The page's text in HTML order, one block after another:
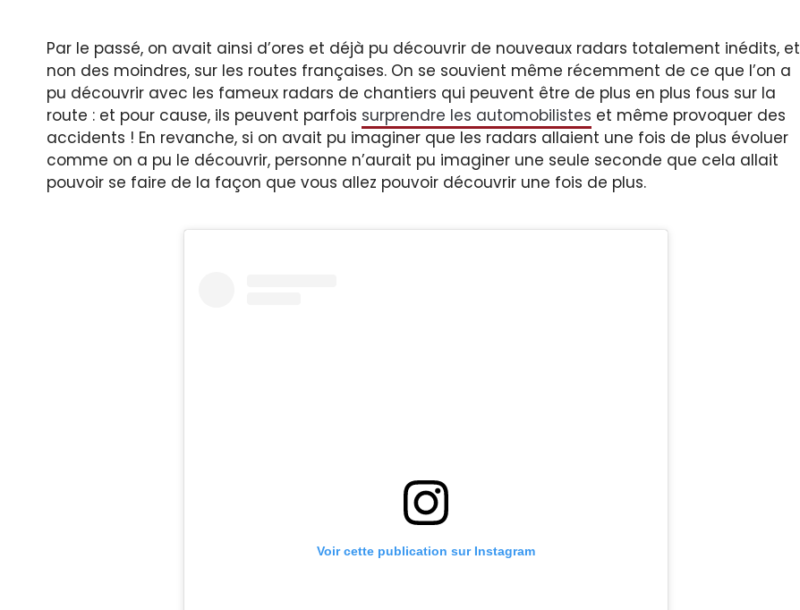
Par le passé, on avait ainsi d’ores et déjà pu découvrir de nouveaux radars totalement inédits, et
non des moindres, sur les routes françaises. On se souvient même récemment de ce que l’on a
pu découvrir avec les fameux radars de chantiers qui peuvent être de plus en plus fous sur la
route : et pour cause, ils peuvent parfois surprendre les automobilistes et même provoquer des
accidents ! En revanche, si on avait pu imaginer que les radars allaient une fois de plus évoluer
comme on a pu le découvrir, personne n’aurait pu imaginer une seule seconde que cela allait
pouvoir se faire de la façon que vous allez pouvoir découvrir une fois de plus.
Voir cette publication sur Instagram